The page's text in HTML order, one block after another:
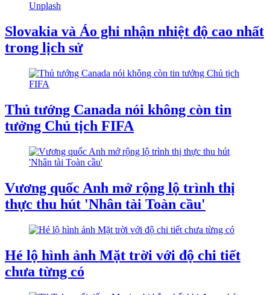
Slovakia và Áo ghi nhận nhiệt độ cao nhất
trong lịch sử
Thủ tướng Canada nói không còn tin
tưởng Chủ tịch FIFA
Vương quốc Anh mở rộng lộ trình thị
thực thu hút 'Nhân tài Toàn cầu'
Hé lộ hình ảnh Mặt trời với độ chi tiết
chưa từng có